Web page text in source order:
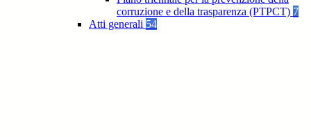
corruzione e della trasparenza (PTPCT) 7
Atti generali 54